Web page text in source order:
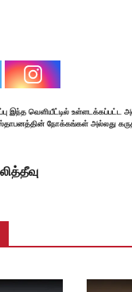
இந்த வெளியீட்டில்
நோக்கங்கள் அல்லது